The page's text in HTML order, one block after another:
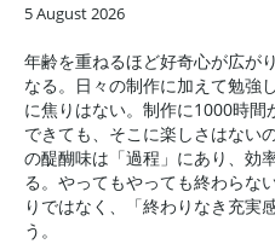
5 August 2026
年齢を重ねるほど好奇心が広が
なる。日々の制作に加えて勉強
に焦りはない。制作に1000時
できても、そこに楽しさはない
の醍醐味は「過程」にあり、効
る。やってもやっても終わらな
りではなく、「終わりなき充実
う。